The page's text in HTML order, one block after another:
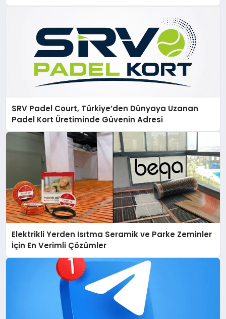
SRV Padel Court, Türkiye’den Dünyaya Uzanan
Padel Kort Üretiminde Güvenin Adresi
Elektrikli Yerden Isıtma Seramik ve Parke Zeminler
İçin En Verimli Çözümler